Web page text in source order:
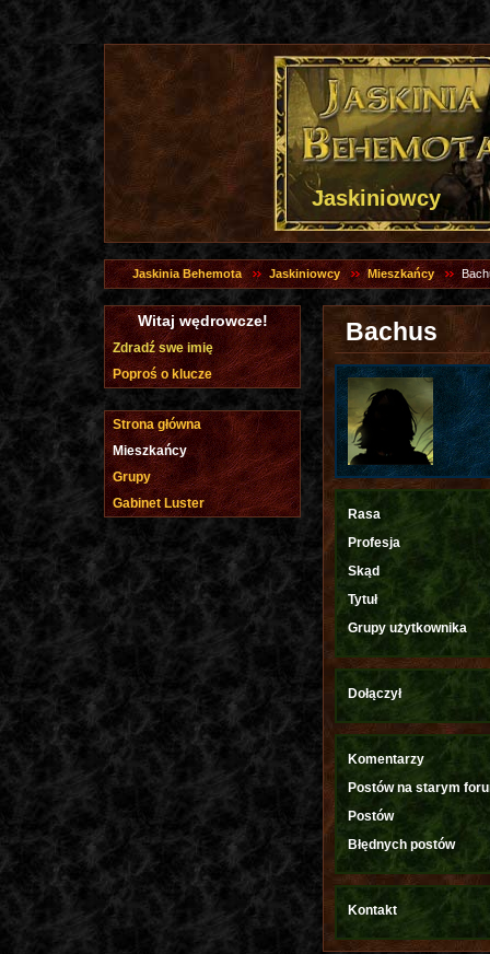
Jaskiniowcy
Jaskinia Behemota Jaskiniowcy Mieszkańcy
Bachus
Rasa
Profesja
Skąd
Tytuł
Grupy użytkownika
Dołączył
Komentarzy
Postów na starym
Postów
Błędnych postów
Kontakt
Witaj wędrowcze!
Zdradź swe imię
Poproś o klucze
Strona główna
Mieszkańcy
Grupy
Gabinet Luster